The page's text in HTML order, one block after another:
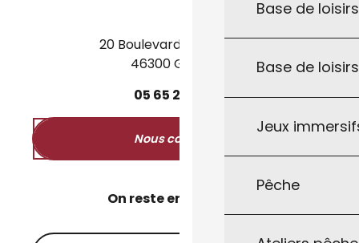
Base de
Base de
Jeux
Pêche
20 Boulevard des Martyrs
46300 Gourdon
05 65 27 50
Nous contacter
On reste en contact ?